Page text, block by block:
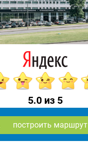
5.0 из 5
построить маршрут